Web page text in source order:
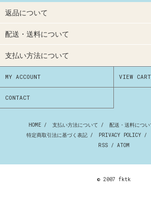
返品について
配送・送料について
支払い方法について
MY ACCOUNT VIEW CART
CONTACT
HOME / 支払い方法について / 配送・送料につい
特定商取引法に基づく表記 / PRIVACY POLICY /
RSS / ATOM
© 2007 fktk